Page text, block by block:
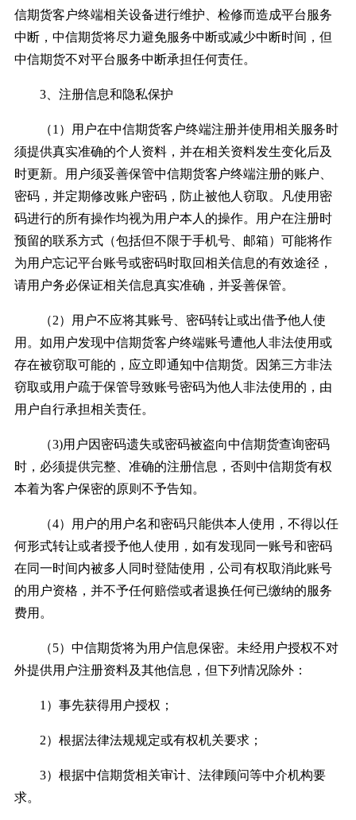
信期货客户终端相关设备进行维护、检修而造成平台服务
中断，中信期货将尽力避免服务中断或减少中断时间，但
中信期货不对平台服务中断承担任何责任。
3、注册信息和隐私保护
（1）用户在中信期货客户终端注册并使用相关服务时
须提供真实准确的个人资料，并在相关资料发生变化后及
时更新。用户须妥善保管中信期货客户终端注册的账户、
密码，并定期修改账户密码，防止被他人窃取。凡使用密
码进行的所有操作均视为用户本人的操作。用户在注册时
预留的联系方式（包括但不限于手机号、邮箱）可能将作
为用户忘记平台账号或密码时取回相关信息的有效途径，
请用户务必保证相关信息真实准确，并妥善保管。
（2）用户不应将其账号、密码转让或出借予他人使
用。如用户发现中信期货客户终端账号遭他人非法使用或
存在被窃取可能的，应立即通知中信期货。因第三方非法
窃取或用户疏于保管导致账号密码为他人非法使用的，由
用户自行承担相关责任。
（3)用户因密码遗失或密码被盗向中信期货查询密码
时，必须提供完整、准确的注册信息，否则中信期货有权
本着为客户保密的原则不予告知。
（4）用户的用户名和密码只能供本人使用，不得以任
何形式转让或者授予他人使用，如有发现同一账号和密码
在同一时间内被多人同时登陆使用，公司有权取消此账号
的用户资格，并不予任何赔偿或者退换任何已缴纳的服务
费用。
（5）中信期货将为用户信息保密。未经用户授权不对
外提供用户注册资料及其他信息，但下列情况除外：
1）事先获得用户授权；
2）根据法律法规规定或有权机关要求；
3）根据中信期货相关审计、法律顾问等中介机构要
求。